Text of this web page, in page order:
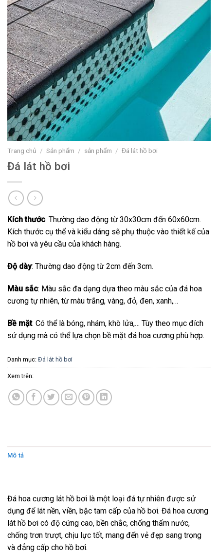
Trang chủ / Sản phẩm / sản phẩm / Đá lát hồ bơi
Đá lát hồ bơi
Kích thước: Thường dao động từ 30x30cm đến 60x60cm.
Kích thước cụ thể và kiểu dáng sẽ phụ thuộc vào thiết kế của
hồ bơi và yêu cầu của khách hàng.
Độ dày: Thường dao động từ 2cm đến 3cm.
Màu sắc: Màu sắc đa dạng dựa theo màu sắc của đá hoa
cương tự nhiên, từ màu trắng, vàng, đỏ, đen, xanh,…
Bề mặt: Có thể là bóng, nhám, khò lửa,… Tùy theo mục đích
sử dụng mà có thể lựa chọn bề mặt đá hoa cương phù hợp.
Danh mục: Đá lát hồ bơi
Xem trên:
Mô tả
Đá hoa cương lát hồ bơi là một loại đá tự nhiên được sử
dụng để lát nền, viền, bậc tam cấp của hồ bơi. Đá hoa cương
lát hồ bơi có độ cứng cao, bền chắc, chống thấm nước,
chống trơn trượt, chịu lực tốt, mang đến vẻ đẹp sang trọng
và đẳng cấp cho hồ bơi.